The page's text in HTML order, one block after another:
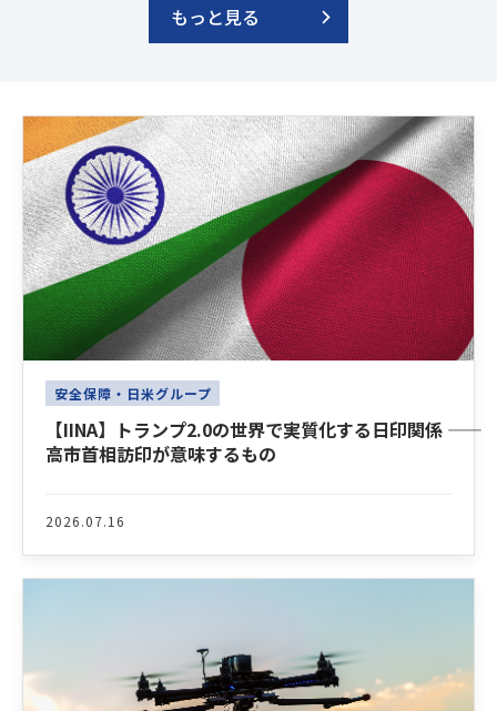
もっと見る
Latest News
安全保障・日米グループ
【IINA】トランプ2.0の世界で実質化する日印関係 ――
高市首相訪印が意味するもの
2026.07.16